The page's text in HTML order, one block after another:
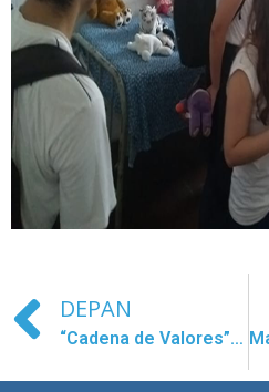
DEPAN
“Cadena de Valores” a ritmo de RAP